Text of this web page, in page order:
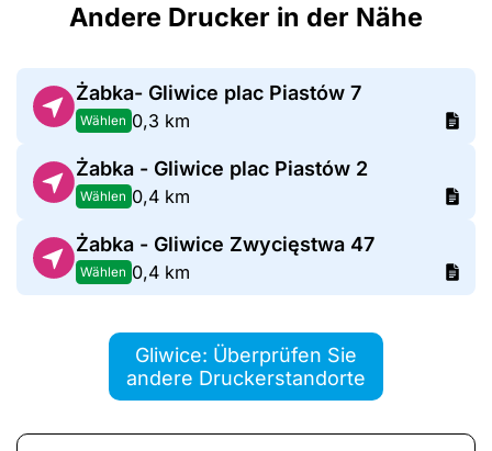
Andere Drucker in der Nähe
Żabka- Gliwice plac Piastów 7
Wählen 0,3 km
Żabka - Gliwice plac Piastów 2
Wählen 0,4 km
Żabka - Gliwice Zwycięstwa 47
Wählen 0,4 km
Gliwice: Überprüfen Sie
andere Druckerstandorte